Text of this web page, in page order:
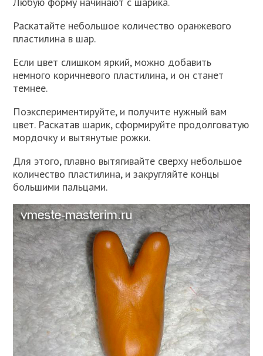
Раскатайте небольшое количество оранжевого
пластилина в шар.
Если цвет слишком яркий, можно добавить
немного коричневого пластилина, и он станет
темнее.
Поэкспериментируйте, и получите нужный вам
цвет. Раскатав шарик, сформируйте продолговатую
мордочку и вытянутые рожки.
Для этого, плавно вытягивайте сверху небольшое
количество пластилина, и закругляйте концы
большими пальцами.